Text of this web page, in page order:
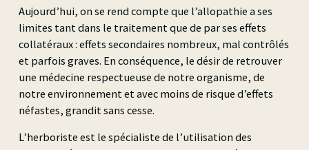
Actualités
Diplôme Fédéral
Naturopathie
Diplômes Agapê
Herboristerie
prescripteur
phytothérapeute
Éducateur canin
Zoothérapie
Naturopathie animale
Cours à la carte pour les humains
Tarot thérapeutique - 22 & 23.08.26
Réflexologie émotionnelle et lecture des pieds -
29 & 30.08.26
Les bases de la PNL - 12 & 13.09.26 + 26.09.26
- 19.09.26
Cours à la carte pour nos amis les
animaux
Communication animale - 22 & 23.08.26
Soins énergétiques pour animaux - 27.09.26,
31.10.26 et 01.11.26
Cours à la carte divers
CONTACT
Aujourd’hui, on se rend compte que l’allopathie a ses
limites tant dans le traitement que de par ses effets
collatéraux : effets secondaires nombreux, mal contrôlés
et parfois graves. En conséquence, le désir de retrouver
une médecine respectueuse de notre organisme, de
notre environnement et avec moins de risque d’effets
néfastes, grandit sans cesse.
L’herboriste est le spécialiste de l’utilisation des